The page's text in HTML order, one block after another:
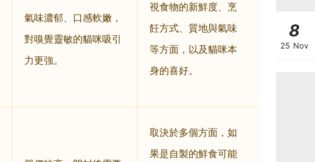
氣味濃郁、口感軟嫩，
對嗅覺靈敏的貓咪吸引
力更強。
視食物的新鮮度、烹
飪方式、質地與氣味
等方面，以及貓咪本
身的喜好。
取決於多個方面，如
果是自製的鮮食可能
8
25 Nov